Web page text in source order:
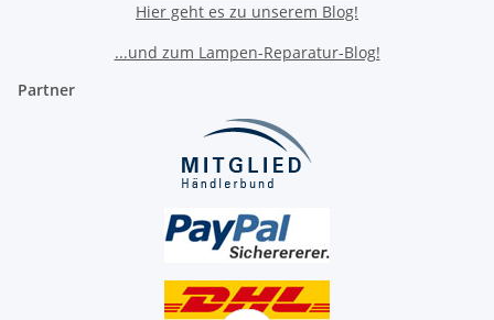
Hier geht es zu unserem Blog!
...und zum Lampen-Reparatur-Blog!
Partner